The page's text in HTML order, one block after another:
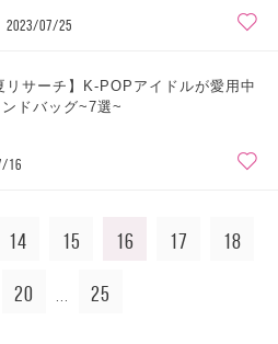
2023/07/25
リサーチ】K-POPアイドルが愛用中
ドバッグ~7選~
16
14 15 16 17 18
20 25